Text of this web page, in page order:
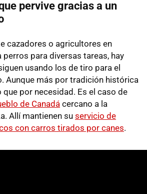
pervive gracias a un
cazadores o agricultores en
perros para diversas tareas, hay
usando los de tiro para el
Aunque más por tradición histórica
por necesidad. Es el caso de
de Canadá cercano a la
Allí mantienen su servicio de
con carros tirados por canes.